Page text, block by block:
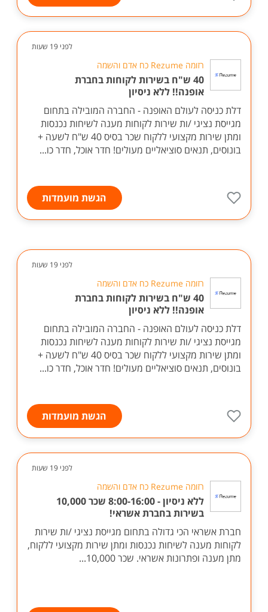
לפני 19 שעות
רזומה Rezume כח אדם והשמה
40 ש"ח בשירות לקוחות בחברת
אופנה!! ללא ניסיון
דלת כניסה לעולם האופנה - החברה המובילה בתחום
מגייסת נציגי /ות שירות לקוחות מענה לשיחות נכנסות
ומתן שירות מקצועי ללקוח שכר בסיס 40 ש"ח לשעה +
בונוסים, תנאים סוציאליים מעולים! חדר אוכל, חדר כו...
הגשת מועמדות
לפני 19 שעות
רזומה Rezume כח אדם והשמה
40 ש"ח בשירות לקוחות בחברת
אופנה!! ללא ניסיון
דלת כניסה לעולם האופנה - החברה המובילה בתחום
מגייסת נציגי /ות שירות לקוחות מענה לשיחות נכנסות
ומתן שירות מקצועי ללקוח שכר בסיס 40 ש"ח לשעה +
בונוסים, תנאים סוציאליים מעולים! חדר אוכל, חדר כו...
הגשת מועמדות
לפני 19 שעות
רזומה Rezume כח אדם והשמה
ללא ניסיון - 8:00-16:00 שכר 10,000
בשירות בחברת אשראי!
חברת אשראי הכי גדולה בתחום מגייסת נציגי /ות שירות
לקוחות מענה לשיחות נכנסות ומתן שירות מקצועי ללקוח,
מתן מענה ופתרונות אשראי. שכר 10,000...